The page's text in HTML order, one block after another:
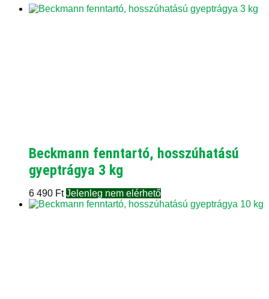
Beckmann fenntartó, hosszúhatású
gyeptrágya 3 kg
6 490 Ft Jelenleg nem elérhető